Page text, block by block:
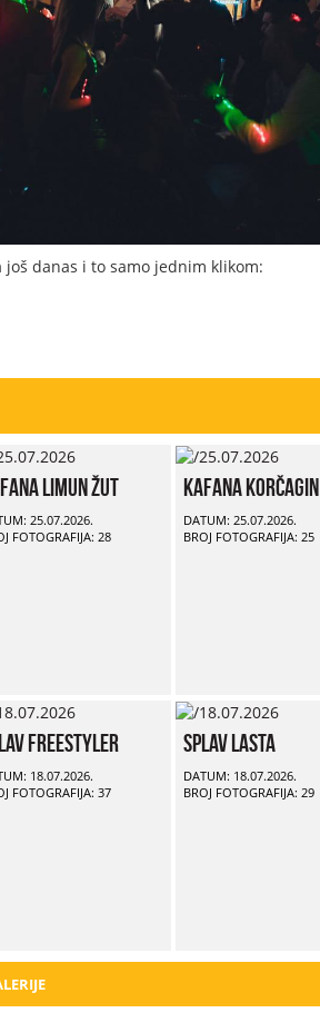
još danas i to samo jednim klikom:
Limun Žut
25.07.2026.
FOTOGRAFIJA: 28
Kafana Korčagin
DATUM: 25.07.2026.
BROJ FOTOGRAFIJA: 25
Freestyler
18.07.2026.
FOTOGRAFIJA: 37
Splav Lasta
DATUM: 18.07.2026.
BROJ FOTOGRAFIJA: 29